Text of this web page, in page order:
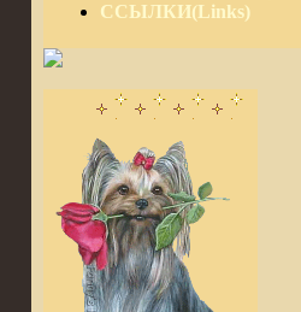
ССЫЛКИ(Links)